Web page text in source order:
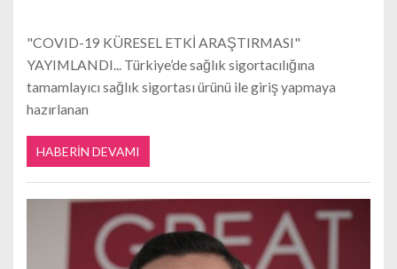
"COVID-19 KÜRESEL ETKİ ARAŞTIRMASI"
YAYIMLANDI... Türkiye’de sağlık sigortacılığına
tamamlayıcı sağlık sigortası ürünü ile giriş yapmaya
hazırlanan
HABERIN DEVAMI